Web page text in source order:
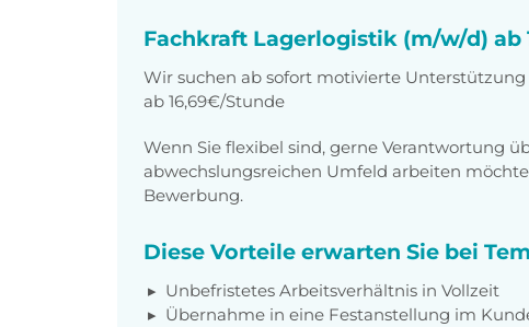
Fachkraft Lagerlogistik (m/w/d) ab
Wir suchen ab sofort motivierte
ab 16,69€/Stunde
Wenn Sie flexibel sind, gerne Verantwortung
abwechslungsreichen Umfeld arbeiten
Bewerbung.
Diese Vorteile erwarten Sie bei
Unbefristetes Arbeitsverhältnis in Vollzeit
Übernahme in eine Festanstellung im